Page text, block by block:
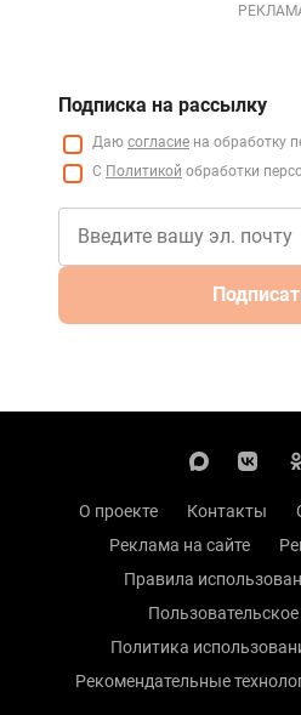
Подписка на рассылку
Даю согласие на обработку
С Политикой обработки
О проекте Контакты
Реклама на сайте
Правила
Политика
Рекомендательные